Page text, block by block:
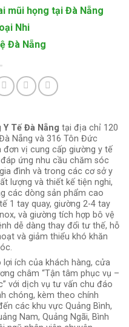
mũi họng tại Đà Nẵng
Nhi
Đà Nẵng
Y Tế Đà Nẵng tại địa chỉ 120
Nẵng và 316 Tôn Đức
đơn vị cung cấp giường y tế
ứng nhu cầu chăm sóc
đình và trong các cơ sở y
lượng và thiết kế tiện nghi,
các dòng sản phẩm cao
1 tay quay, giường 2-4 tay
và giường tích hợp bô vệ
dễ dàng thay đổi tư thế, hỗ
và giảm thiểu khó khăn
ích của khách hàng, cửa
châm “Tận tâm phục vụ –
với dịch vụ tư vấn chu đáo
chóng, kèm theo chính
các khu vực Quảng Bình,
Nam, Quảng Ngãi, Bình